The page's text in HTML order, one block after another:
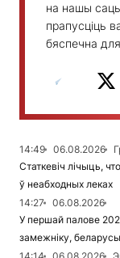
на нашы
прапусціць
бяспечна
14:49 06.08.2026
Статкевіч лічыць,
ў неабходных леках
14:27
06.08.2026
У першай палове
замежніку,